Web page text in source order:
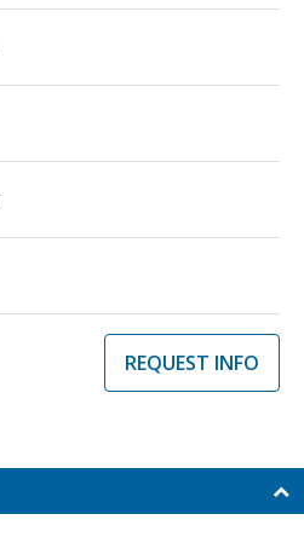
REQUEST INFO